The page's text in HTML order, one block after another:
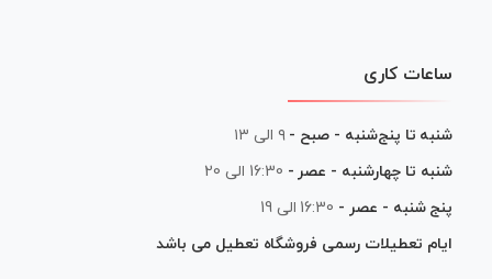
ساعات کاری
شنبه تا پنج‌شنبه - صبح - ۹ الی ۱۳
شنبه تا چهارشنبه - عصر - 16:30 الی 20
پنج شنبه - عصر - 16:30 الی 19
ایام تعطیلات رسمی فروشگاه تعطیل می باشد